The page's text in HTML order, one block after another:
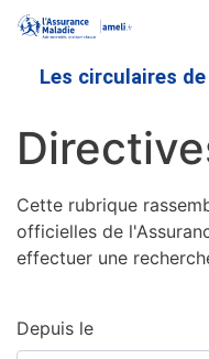
Les circulaires
Cette rubrique
officielles de
effectuer une
Depuis le